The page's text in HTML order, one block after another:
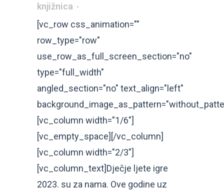
knjižnica
[vc_row css_animation=""
row_type="row"
use_row_as_full_screen_section="no"
type="full_width"
angled_section="no" text_align="left"
[vc_column width="1/6"]
[vc_empty_space][/vc_column]
[vc_column width="2/3"]
[vc_column_text]Dječje ljete igre
2023. su za nama. Ove godine uz